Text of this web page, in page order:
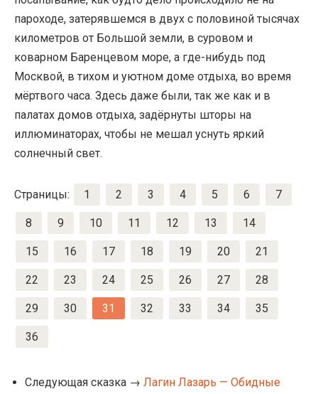
пароходе, затерявшемся в двух с половиной тысячах
километров от Большой земли, в суровом и
коварном Баренцевом море, а где-нибудь под
Москвой, в тихом и уютном доме отдыха, во время
мёртвого часа. Здесь даже были, так же как и в
палатах домов отдыха, задёрнуты шторы на
иллюминаторах, чтобы не мешал уснуть яркий
солнечный свет.
Страницы: 1 2 3 4 5 6 7
8 9 10 11 12 13 14
15 16 17 18 19 20 21
22 23 24 25 26 27 28
29 30 31 32 33 34 35
36
Следующая сказка → Лагин Лазарь — Обидные